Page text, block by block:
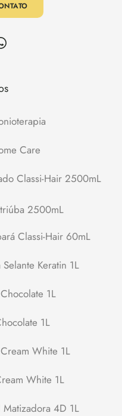
Care
Classi-Hair 2500mL
2500mL
Classi-Hair 60mL
Keratin 1L
1L
1L
White 1L
White 1L
4D 1L